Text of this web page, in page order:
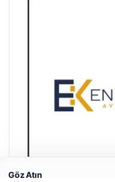
Göz Atın